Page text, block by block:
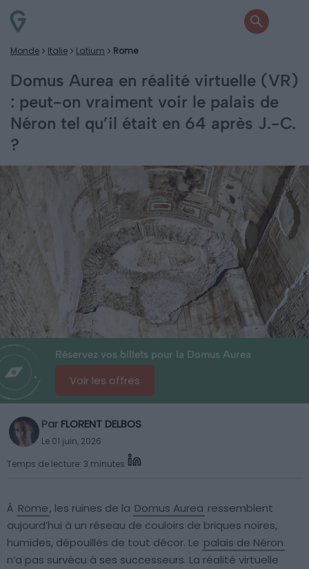
Monde Italie Latium Rome
Domus Aurea en réalité virtuelle (VR)
: peut-on vraiment voir le palais de
Néron tel qu’il était en 64 après J.-C.
?
Réservez vos billets pour la Domus Aurea
Voir les offres
Par FLORENT DELBOS
Le 01 juin, 2026
Temps de lecture: 3 minutes
À Rome, les ruines de la Domus Aurea ressemblent
aujourd’hui à un réseau de couloirs de briques noires,
humides, dépouillés de tout décor. Le palais de Néron
n’a pas survécu à ses successeurs. La réalité virtuelle